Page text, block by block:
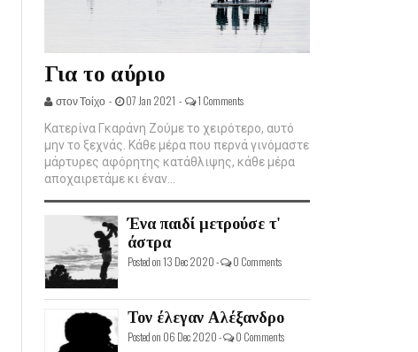
Για το αύριο
στον Τοίχο - 07 Jan 2021 - 1 Comments
Κατερίνα Γκαράνη Ζούμε το χειρότερο, αυτό
μην το ξεχνάς. Κάθε μέρα που περνά γινόμαστε
μάρτυρες αφόρητης κατάθλιψης, κάθε μέρα
αποχαιρετάμε κι έναν...
Ένα παιδί μετρούσε τ'
άστρα
Posted on 13 Dec 2020 - 0 Comments
Τον έλεγαν Αλέξανδρο
Posted on 06 Dec 2020 - 0 Comments